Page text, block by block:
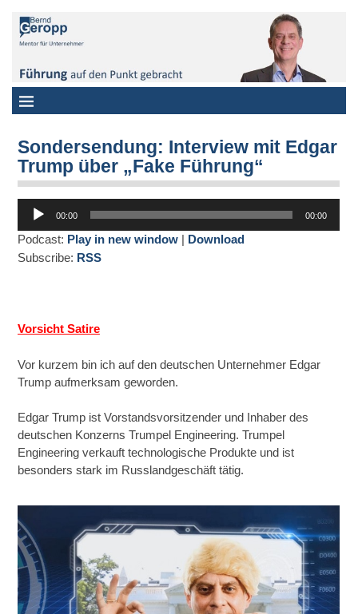
Sondersendung: Interview mit Edgar
Trump über „Fake Führung“
Audio-
Player
00:00 00:00
Podcast: Play in new window| Download
Subscribe: RSS
Vorsicht Satire
Vor kurzem bin ich auf den deutschen Unternehmer Edgar
Trump aufmerksam geworden.
Edgar Trump ist Vorstandsvorsitzender und Inhaber des
deutschen Konzerns Trumpel Engineering. Trumpel
Engineering verkauft technologische Produkte und ist
besonders stark im Russlandgeschäft tätig.